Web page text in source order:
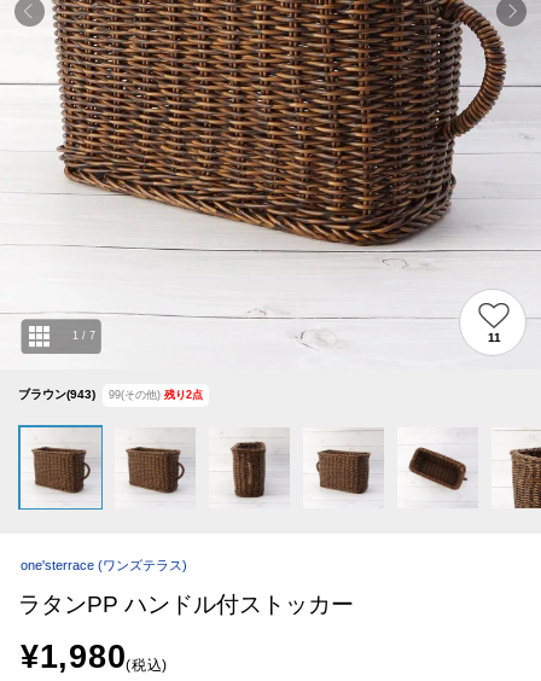
ブラウン(943) 99(その他) 残り 2点
1 / 7 11
one'sterrace (ワンズテラス)
ラタンPP ハンドル付ストッカー
¥1,980(税込)